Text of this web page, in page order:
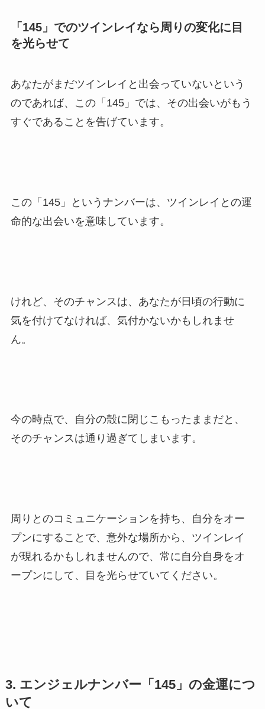
「145」でのツインレイなら周りの変化に目
を光らせて
あなたがまだツインレイと出会っていないという
のであれば、この「145」では、その出会いがもう
すぐであることを告げています。
この「145」というナンバーは、ツインレイとの運
命的な出会いを意味しています。
けれど、そのチャンスは、あなたが日頃の行動に
気を付けてなければ、気付かないかもしれませ
ん。
今の時点で、自分の殻に閉じこもったままだと、
そのチャンスは通り過ぎてしまいます。
周りとのコミュニケーションを持ち、自分をオー
プンにすることで、意外な場所から、ツインレイ
が現れるかもしれませんので、常に自分自身をオ
ープンにして、目を光らせていてください。
3. エンジェルナンバー「145」の金運につ
いて